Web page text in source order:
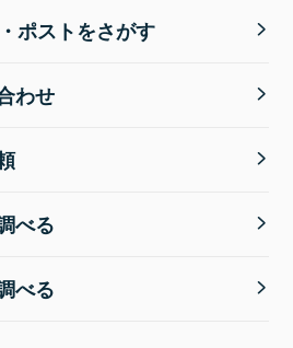
ポストをさがす
わせ
べる
べる